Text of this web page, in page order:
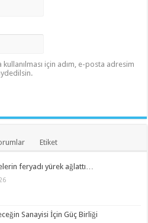
için adım, e-posta adresim
Etiket
feryadı yürek ağlattı…
Sanayisi İçin Güç Birliği